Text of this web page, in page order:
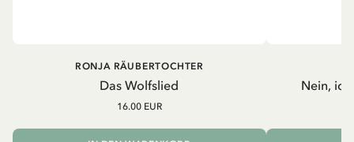
Das Wolfslied
RONJA RÄUBERTOCHTER
16.00 EUR
Nein,